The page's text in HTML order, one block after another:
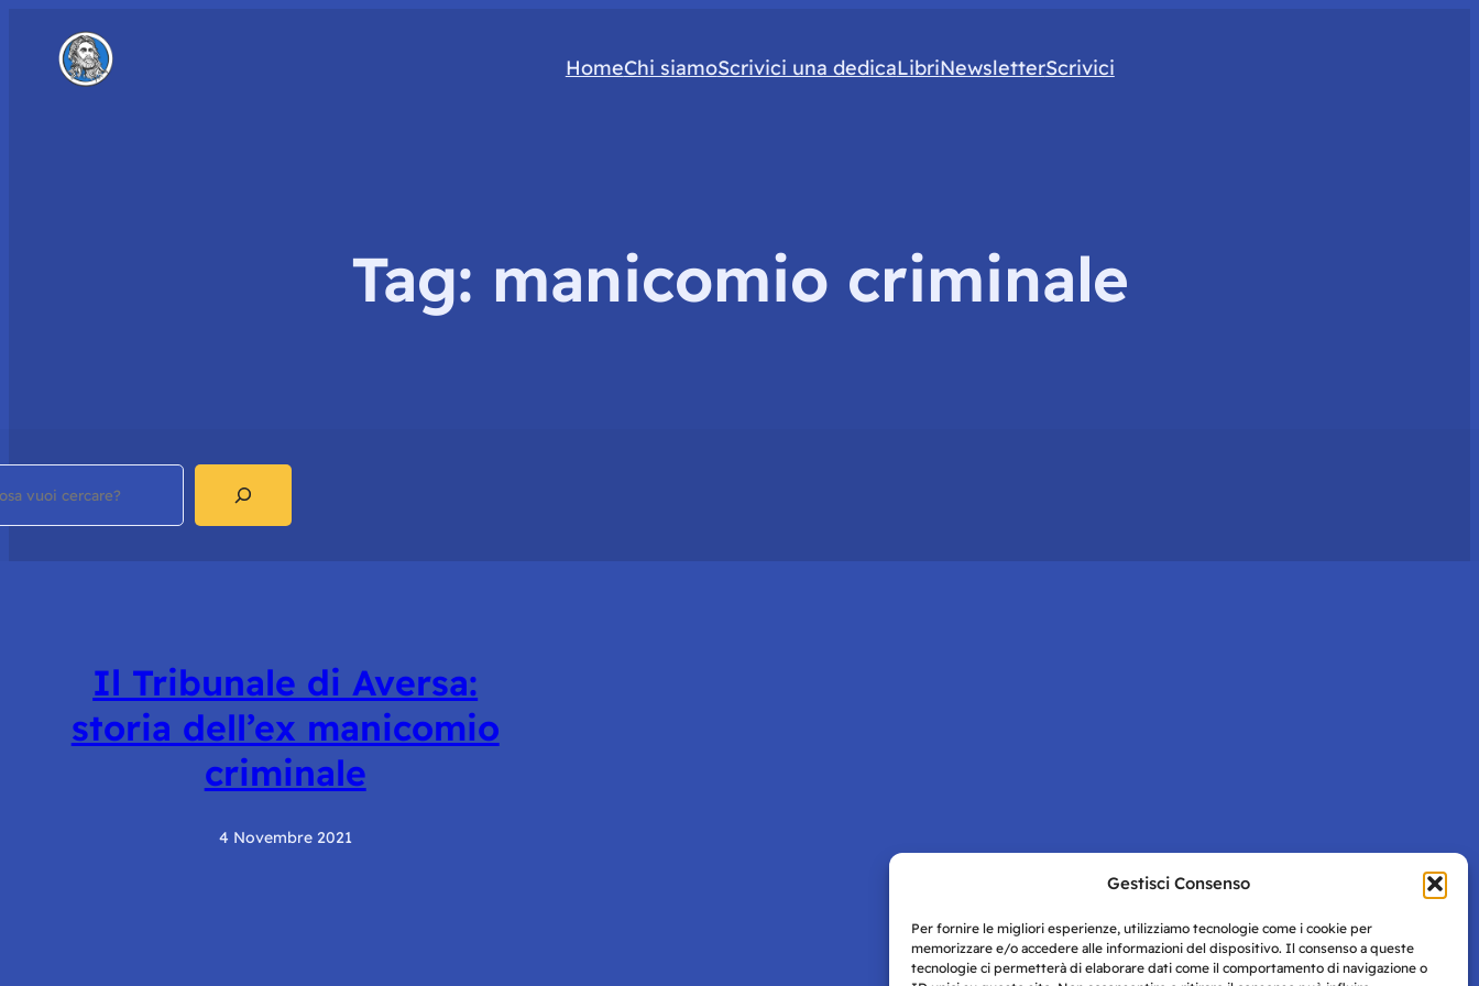
Gestisci Consenso
Per fornire le migliori esperienze, utilizziamo tecnologie come i cookie per
memorizzare e/o accedere alle informazioni del dispositivo. Il consenso a queste
tecnologie ci permetterà di elaborare dati come il comportamento di navigazione o
HomeChi siamoScrivici una dedicaLibriNewsletterScrivici
Tag: manicomio criminale
Il Tribunale di Aversa:
storia dell’ex manicomio
criminale
4 Novembre 2021